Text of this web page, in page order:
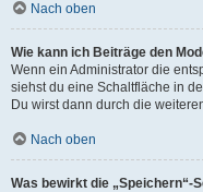
Nach oben
Wie kann ich Beiträge den
Wenn ein Administrator die
siehst du eine Schaltfläche in
Du wirst dann durch die
Nach oben
Was bewirkt die „Speichern“-